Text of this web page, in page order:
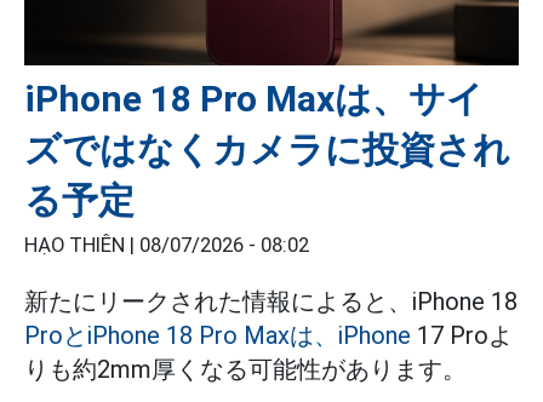
iPhone 18 Pro Maxは、サイ
ズではなくカメラに投資され
る予定
HẠO THIÊN | 08/07/2026 - 08:02
新たにリークされた情報によると、iPhone 18
ProとiPhone 18 Pro Maxは、iPhone 17 Proよ
りも約2mm厚くなる可能性があります。